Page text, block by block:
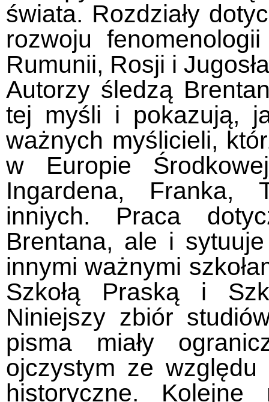
świata. Rozdziały
rozwoju
Rumunii, Rosji i
Autorzy śledzą
tej myśli i pokazują,
ważnych myślicieli,
w Europie
Ingardena, Franka,
inniych. Praca
Brentana, ale i
innymi ważnymi
Szkołą Praską i
Niniejszy zbiór
pisma miały
ojczystym ze
historyczne. Kolejne